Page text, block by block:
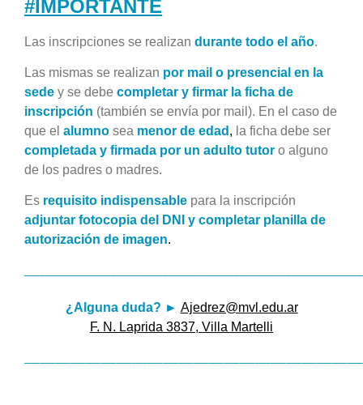
#IMPORTANTE
Las inscripciones se realizan durante todo el año.
Las mismas se realizan por mail o presencial en la
sede y se debe completar y firmar la ficha de
inscripción (también se envía por mail). En el caso de
que el alumno sea menor de edad , la ficha debe ser
completada y firmada por un adulto tutor o alguno
de los padres o madres.
Es requisito indispensable para la inscripción
adjuntar fotocopia del DNI y completar planilla de
autorización de imagen.
¿Alguna duda? ► Ajedrez@mvl.edu.ar
F. N. Laprida 3837, Villa Martelli